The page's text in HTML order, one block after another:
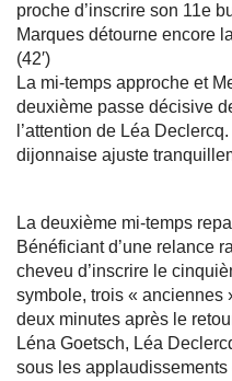
proche d’inscrire son 11e
Marques détourne encore
(42′)
La mi-temps approche et
deuxième passe décisive
l’attention de Léa
dijonnaise ajuste
La deuxième mi-temps
Bénéficiant d’une relance
cheveu d’inscrire le
symbole, trois « anciennes
deux minutes après le
Léna Goetsch, Léa
sous les